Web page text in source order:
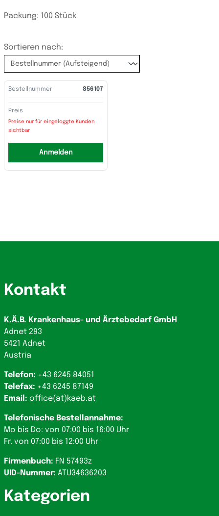
Packung: 100 Stück
Sortieren nach:
Bestellnummer 856107
Preis
Preise nur für eingeloggte Kunden
sichtbar
Anmelden
Kontakt
K.Ä.B. Krankenhaus- und Ärztebedarf GmbH
Adnet 293
5421 Adnet
Austria
Telefon: +43 6245 84051
Telefax: +43 6245 87149
Email: office(at)kaeb.at
Telefonische Bestellannahme:
Mo bis Do: von 07:00 bis 16:00 Uhr
Fr. von 07:00 bis 12:00 Uhr
Firmenbuch: FN 57493z
UID-Nummer: ATU34636203
Kategorien